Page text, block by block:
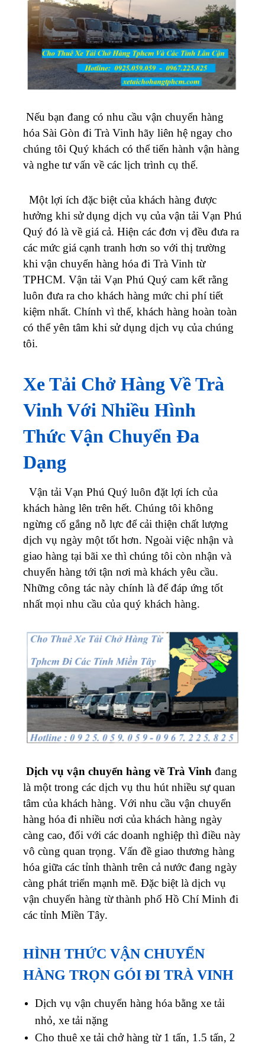
Nếu bạn đang có nhu cầu vận chuyển hàng
hóa Sài Gòn đi Trà Vinh hãy liên hệ ngay cho
chúng tôi Quý khách có thể tiến hành vận hàng
và nghe tư vấn về các lịch trình cụ thể.
Một lợi ích đặc biệt của khách hàng được
hưởng khi sử dụng dịch vụ của vận tải Vạn Phú
Quý đó là về giá cả. Hiện các đơn vị đều đưa ra
các mức giá cạnh tranh hơn so với thị trường
khi vận chuyển hàng hóa đi Trà Vinh từ
TPHCM. Vận tải Vạn Phú Quý cam kết rằng
luôn đưa ra cho khách hàng mức chi phí tiết
kiệm nhất. Chính vì thế, khách hàng hoàn toàn
có thể yên tâm khi sử dụng dịch vụ của chúng
tôi.
Xe Tải Chở Hàng VềTrà
Vinh Với Nhiều Hình
Thức Vận Chuyển Đa
Dạng
Vận tải Vạn Phú Quý luôn đặt lợi ích của
khách hàng lên trên hết. Chúng tôi không
ngừng cố gắng nỗ lực để cải thiện chất lượng
dịch vụ ngày một tốt hơn. Ngoài việc nhận và
giao hàng tại bãi xe thì chúng tôi còn nhận và
chuyển hàng tới tận nơi mà khách yêu cầu.
Những công tác này chính là để đáp ứng tốt
nhất mọi nhu cầu của quý khách hàng.
Dịch vụ vận chuyển hàng về Trà Vinh đang
là một trong các dịch vụ thu hút nhiều sự quan
tâm của khách hàng. Với nhu cầu vận chuyển
hàng hóa đi nhiều nơi của khách hàng ngày
càng cao, đối với các doanh nghiệp thì điều này
vô cùng quan trọng. Vấn đề giao thương hàng
hóa giữa các tỉnh thành trên cả nước đang ngày
càng phát triển mạnh mẽ. Đặc biệt là dịch vụ
vận chuyển hàng từ thành phố Hồ Chí Minh đi
các tỉnh Miền Tây.
HÌNH THỨC VẬN CHUYỂN
HÀNG TRỌN GÓI ĐI TRÀ VINH
Dịch vụ vận chuyển hàng hóa bằng xe tải
nhỏ, xe tải nặng
Cho thuê xe tải chở hàng từ 1 tấn, 1.5 tấn, 2